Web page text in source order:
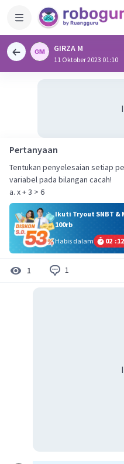
GIRZA M
11 Oktober 2023 01:10
Pertanyaan
Tentukan penyelesaian setiap
variabel pada bilangan cacah!
a. x + 3 > 6
Ikuti Tryout SNBT &
100rb
Habis dalam
02 :12
1 1